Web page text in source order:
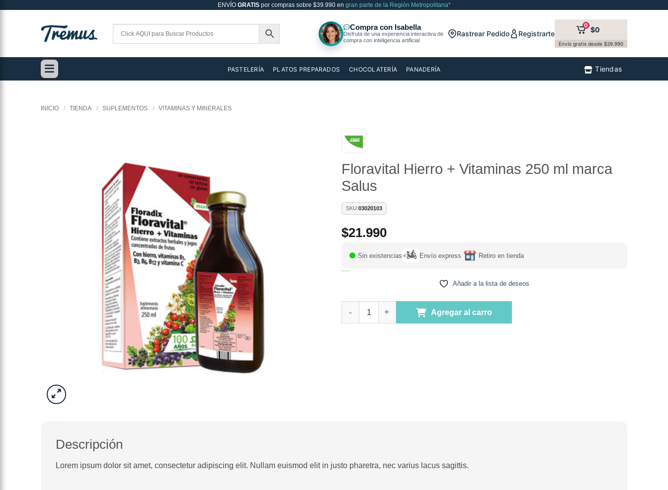
ENVÍO GRATISpor compras sobre $39.990 en gran parte de la Región Metropolitana*
Rastrear Pedido Registrarte
0 $0
Envío gratis desde $39.990
PASTELERÍA PLATOS PREPARADOS CHOCOLATERÍA PANADERÍA Tiendas
INICIO / TIENDA / SUPLEMENTOS / VITAMINAS Y MINERALES
Floravital Hierro + Vitaminas 250 ml marca
Salus
SKU:03020103
$21.990
Sin existencias Envío express Retiro en tienda
Añadir a la lista de deseos
Agregar al carro
Descripción
Lorem ipsum dolor sit amet, consectetur adipiscing elit. Nullam euismod elit in justo pharetra, nec varius lacus sagittis.